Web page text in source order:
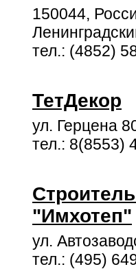
150044,
тел.: (4852)
ТетДекор
ул. Герцена
тел.: 8(8553)
"Имхотеп"
ул.
тел.: (495)